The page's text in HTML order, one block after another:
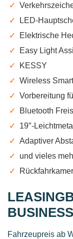
✓
✓
LED-
✓
Elektrische
✓
Easy Light
✓
KESSY
✓ Wireless
✓ Vorbereitung
✓
Bluetooth
✓
19″-
✓ Adaptiver
✓
und vieles
✓
Fahrzeupreis ab